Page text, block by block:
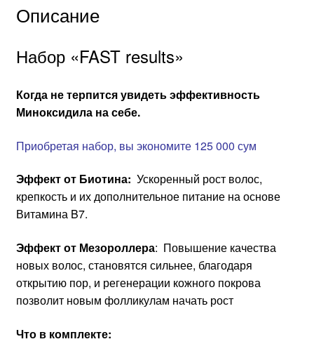
Описание
Набор «FAST results»
Когда не терпится увидеть эффективность
Миноксидила на себе.
Приобретая набор, вы экономите 125 000 сум
Эффект от Биотина: Ускоренный рост волос,
крепкость и их дополнительное питание на основе
Витамина B7.
Эффект от Мезороллера: Повышение качества
новых волос, становятся сильнее, благодаря
открытию пор, и регенерации кожного покрова
позволит новым фолликулам начать рост
Что в комплекте: